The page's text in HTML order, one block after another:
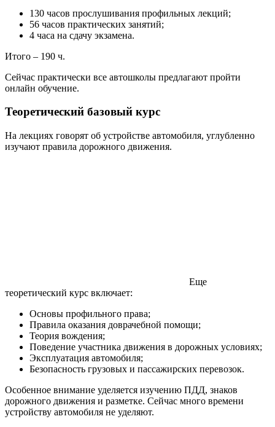
130 часов прослушивания профильных лекций;
56 часов практических занятий;
4 часа на сдачу экзамена.
Итого – 190 ч.
Сейчас практически все автошколы предлагают пройти
онлайн обучение.
Теоретический базовый курс
На лекциях говорят об устройстве автомобиля, углубленно
изучают правила дорожного движения.
Еще
теоретический курс включает:
Основы профильного права;
Правила оказания доврачебной помощи;
Теория вождения;
Поведение участника движения в дорожных условиях;
Эксплуатация автомобиля;
Безопасность грузовых и пассажирских перевозок.
Особенное внимание уделяется изучению ПДД, знаков
дорожного движения и разметке. Сейчас много времени
устройству автомобиля не уделяют.